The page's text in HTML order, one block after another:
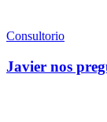
Consultorio
Javier nos